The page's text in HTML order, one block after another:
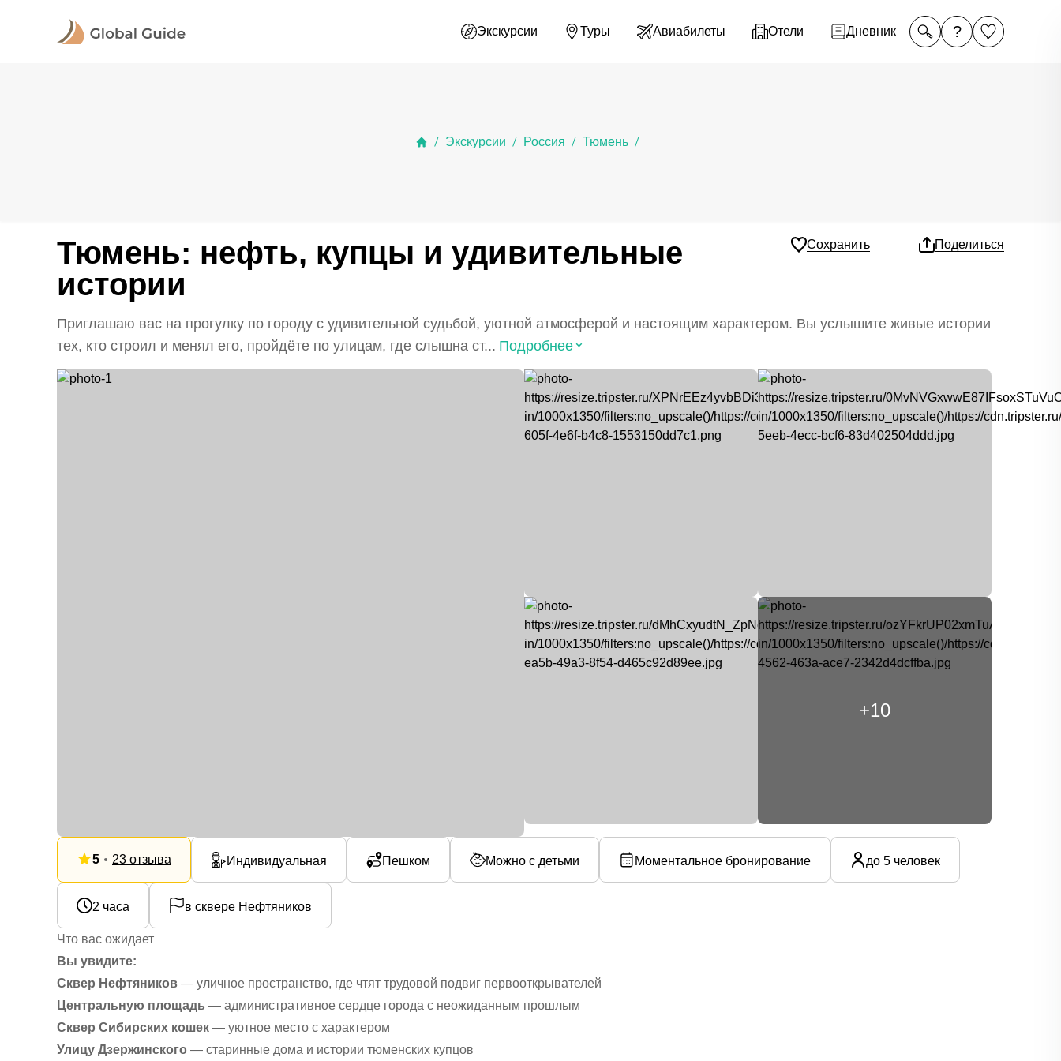
Экскурсии Туры Авиабилеты Отели Дневник ?
/ Экскурсии / Россия / Тюмень /
Тюмень: нефть, купцы и удивительные
истории
Сохранить Поделиться
Приглашаю вас на прогулку по городу с удивительной судьбой, уютной атмосферой и настоящим характером. Вы услышите живые истории
тех, кто строил и менял его, пройдёте по улицам, где слышна ст... Подробнее⌃
+10
5 23 отзыва Индивидуальная Пешком Можно с детьми Моментальное бронирование до 5 человек
2 часа в сквере Нефтяников
Что вас ожидает
Вы увидите:
Сквер Нефтяников — уличное пространство, где чтят трудовой подвиг первооткрывателей
Центральную площадь — административное сердце города с неожиданным прошлым
Сквер Сибирских кошек — уютное место с характером
Улицу Дзержинского — старинные дома и истории тюменских купцов